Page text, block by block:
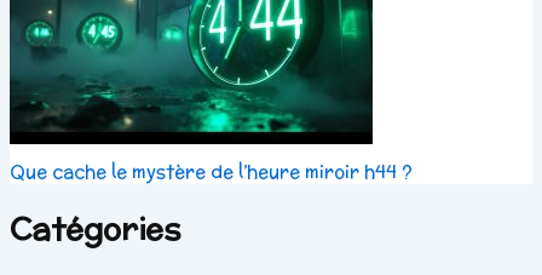
Que cache le mystère de l’heure miroir h44 ?
Catégories